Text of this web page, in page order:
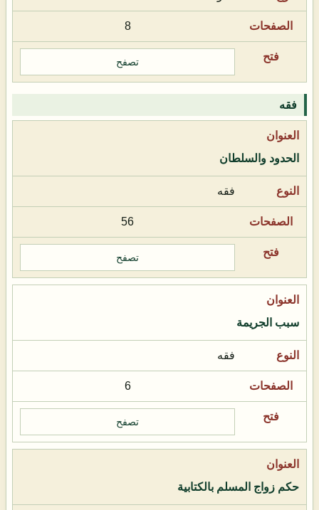
8
تصفح
فقه
الحدود والسلطان
فقه
56
تصفح
سبب الجريمة
فقه
6
تصفح
حكم زواج المسلم بالكتابية